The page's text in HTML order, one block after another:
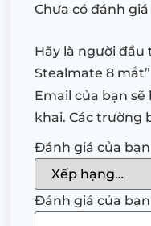
Chưa có đánh giá
Hãy là người đầu
Stealmate 8 mắt”
Email của bạn
khai. Các trường
Đánh giá của bạn
Đánh giá của bạn